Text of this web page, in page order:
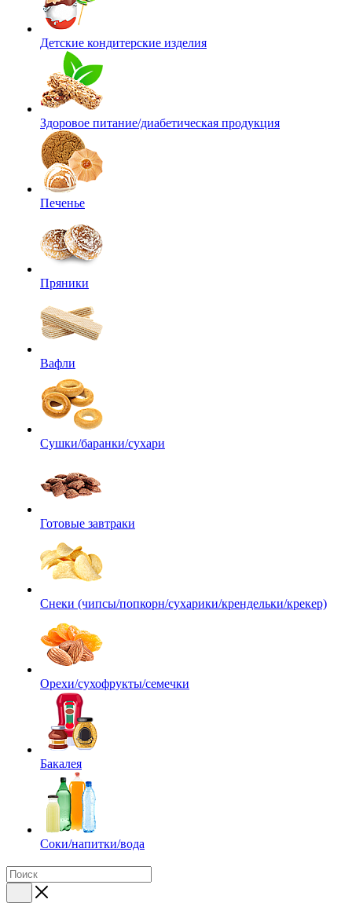
Детские кондитерские изделия
Здоровое питание/диабетическая продукция
Печенье
Пряники
Вафли
Сушки/баранки/сухари
Готовые завтраки
Снеки (чипсы/попкорн/сухарики/крендельки/крекер)
Орехи/сухофрукты/семечки
Бакалея
Соки/напитки/вода